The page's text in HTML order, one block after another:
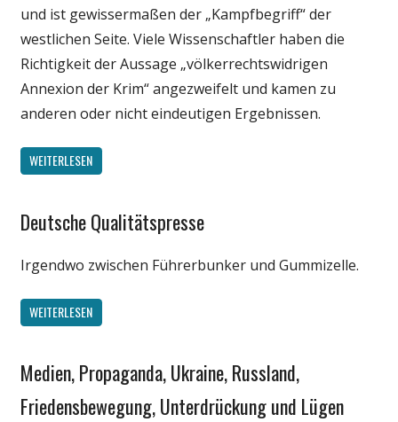
und ist gewissermaßen der „Kampfbegriff“ der
westlichen Seite. Viele Wissenschaftler haben die
Richtigkeit der Aussage „völkerrechtswidrigen
Annexion der Krim“ angezweifelt und kamen zu
anderen oder nicht eindeutigen Ergebnissen.
WEITERLESEN
Gesellschaft
Politik
Satire
Spruch
Wissenschaft
Deutsche Qualitätspresse
Irgendwo zwischen Führerbunker und Gummizelle.
WEITERLESEN
Gesellschaft
Internet
Medien, Propaganda, Ukraine, Russland,
Friedensbewegung, Unterdrückung und Lügen